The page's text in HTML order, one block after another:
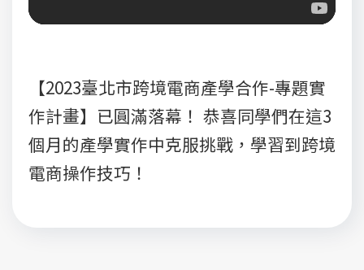
【2023臺北市跨境電商產學合作-專題實
作計畫】已圓滿落幕！ 恭喜同學們在這3
個月的產學實作中克服挑戰，學習到跨境
電商操作技巧！